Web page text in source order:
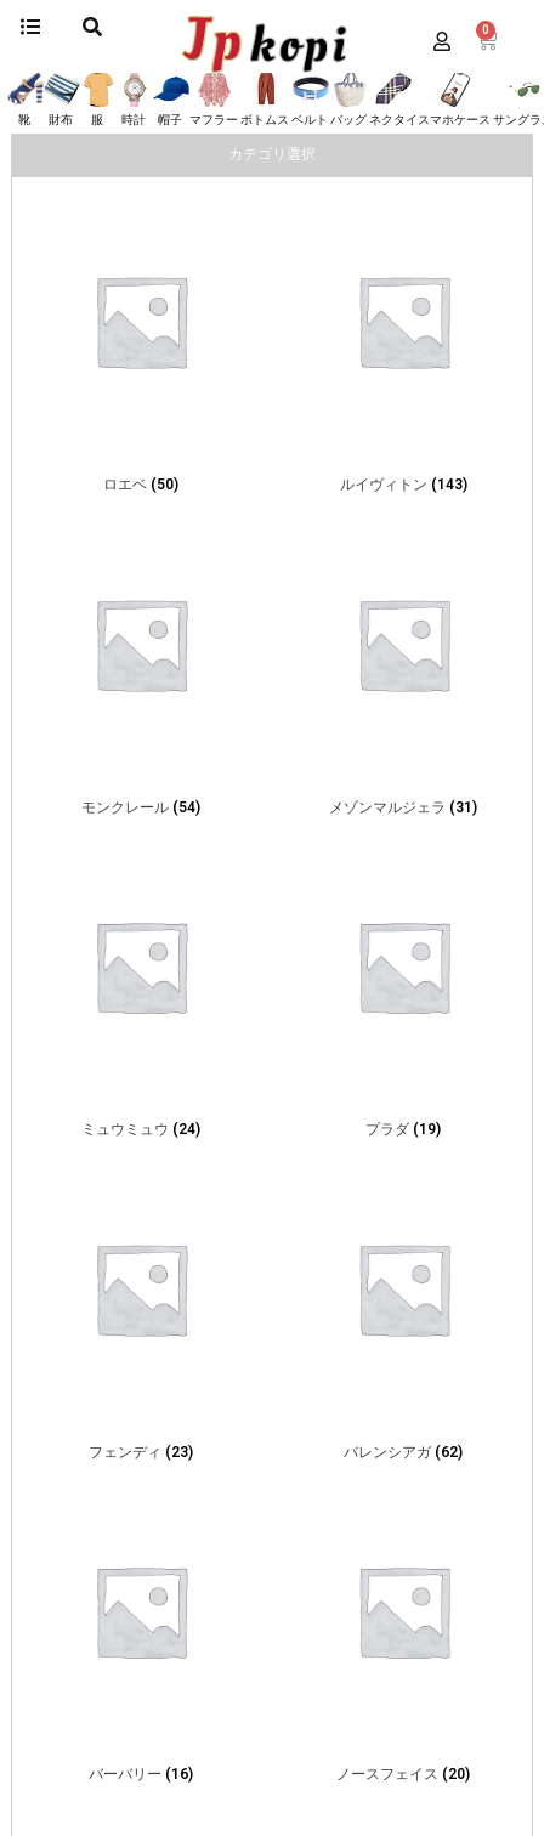
0
靴 財布 服 時計 帽子 マフラー ボトムス ベルト バッグネクタイ スマホケース サング
ボトムス / ページ 2
ボトムス
カテゴリ選択
ロエベ (50) ​ルイヴィトン (143)
モンクレール (54) メゾンマルジェラ (31)
ミュウミュウ (24) プラダ (19)
フェンディ (23) バレンシアガ (62)
バーバリー (16) ノースフェイス (20)